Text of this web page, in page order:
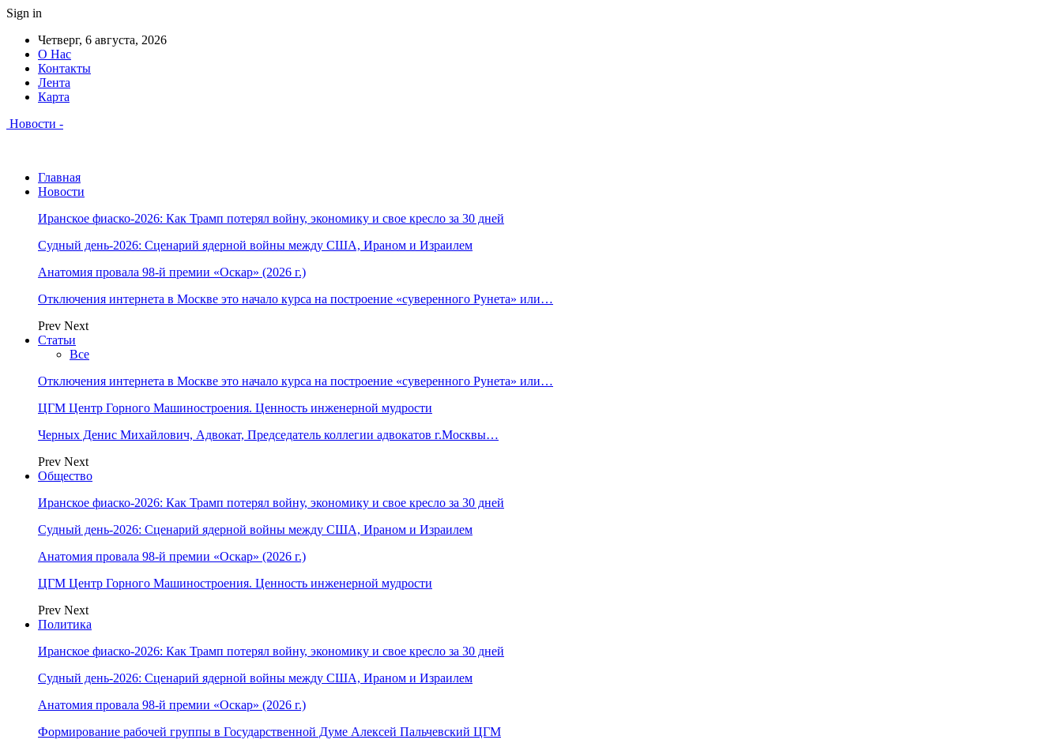
Sign in
Четверг, 6 августа, 2026
О Нас
Контакты
Лента
Карта
Новости -
Главная
Новости
Иранское фиаско-2026: Как Трамп потерял войну, экономику и свое кресло за 30 дней
Судный день-2026: Сценарий ядерной войны между США, Ираном и Израилем
Анатомия провала 98-й премии «Оскар» (2026 г.)
Отключения интернета в Москве это начало курса на построение «суверенного Рунета» или…
Prev Next
Статьи
Все
Отключения интернета в Москве это начало курса на построение «суверенного Рунета» или…
ЦГМ Центр Горного Машиностроения. Ценность инженерной мудрости
Черных Денис Михайлович, Адвокат, Председатель коллегии адвокатов г.Москвы…
Prev Next
Общество
Иранское фиаско-2026: Как Трамп потерял войну, экономику и свое кресло за 30 дней
Судный день-2026: Сценарий ядерной войны между США, Ираном и Израилем
Анатомия провала 98-й премии «Оскар» (2026 г.)
ЦГМ Центр Горного Машиностроения. Ценность инженерной мудрости
Prev Next
Политика
Иранское фиаско-2026: Как Трамп потерял войну, экономику и свое кресло за 30 дней
Судный день-2026: Сценарий ядерной войны между США, Ираном и Израилем
Анатомия провала 98-й премии «Оскар» (2026 г.)
Формирование рабочей группы в Государственной Думе Алексей Пальчевский ЦГМ